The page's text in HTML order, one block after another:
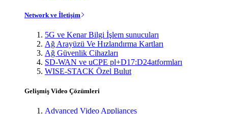
Network ve İletişim
5G ve Kenar Bilgi İşlem sunucuları
Ağ Arayüzü Ve Hızlandırma Kartları
Ağ Güvenlik Cihazları
SD-WAN ve uCPE pl+D17:D24atformları
WISE-STACK Özel Bulut
Gelişmiş Video Çözümleri
Advanced Video Appliances